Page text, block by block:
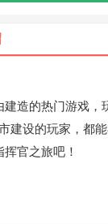
造的热门游戏
建设的玩家，都
官之旅吧！